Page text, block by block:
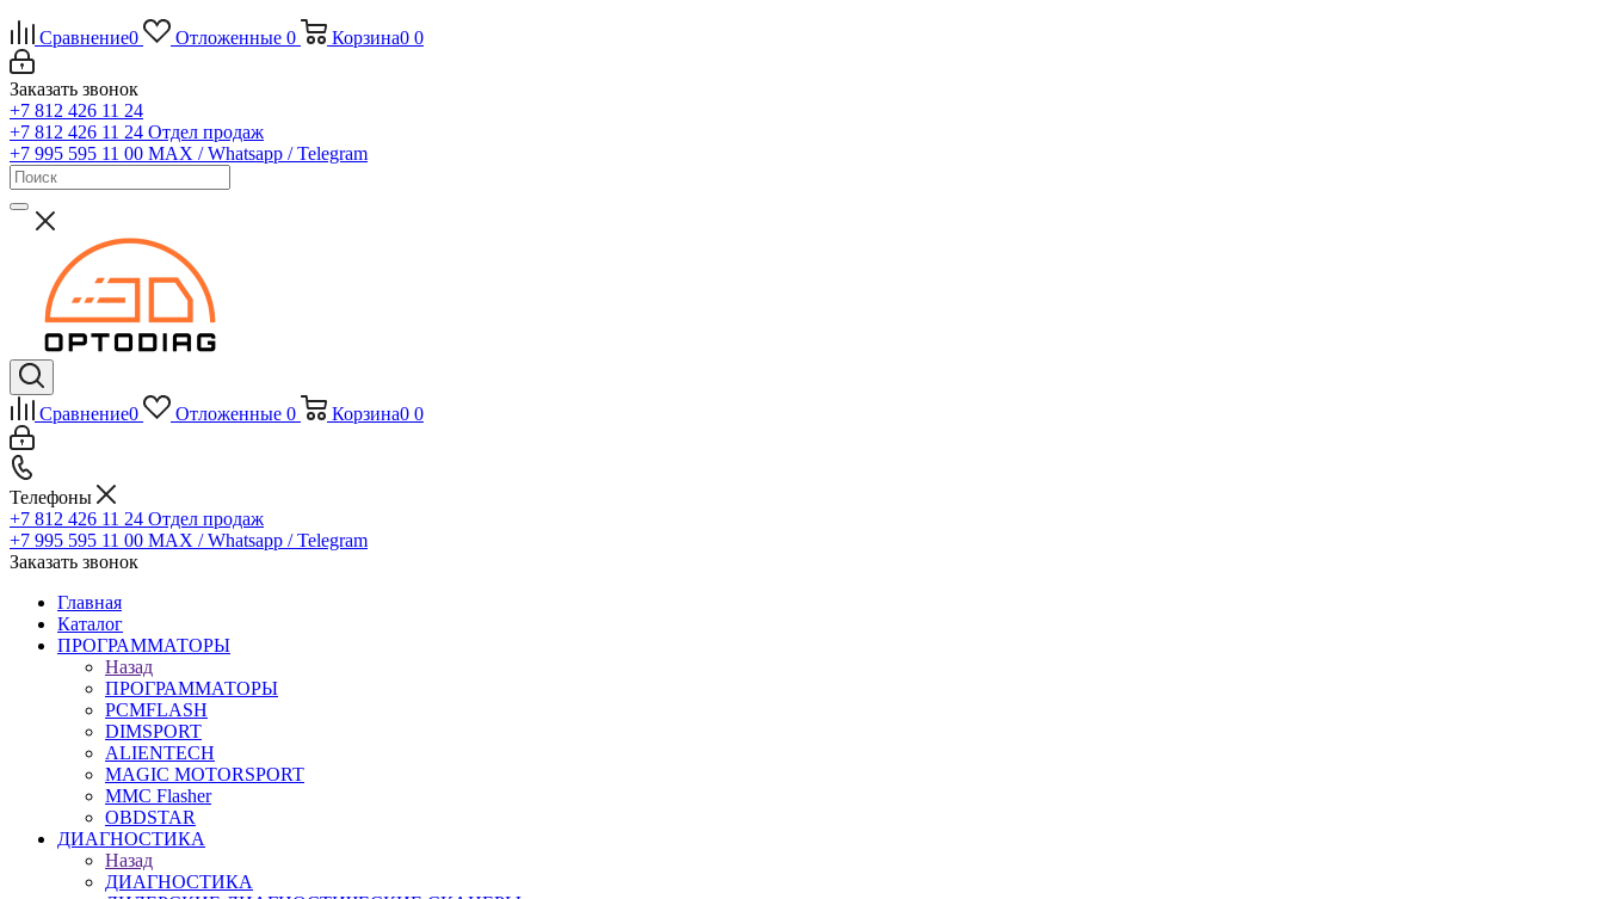
Сравнение0 Отложенные 0 Корзина0 0
Заказать звонок
+7 812 426 11 24
+7 812 426 11 24 Отдел продаж
+7 995 595 11 00 MAX / Whatsapp / Telegram
Сравнение0 Отложенные 0 Корзина0 0
Телефоны
+7 812 426 11 24 Отдел продаж
+7 995 595 11 00 MAX / Whatsapp / Telegram
Заказать звонок
Главная
Каталог
ПРОГРАММАТОРЫ
Назад
ПРОГРАММАТОРЫ
PCMFLASH
DIMSPORT
ALIENTECH
MAGIC MOTORSPORT
MMC Flasher
OBDSTAR
ДИАГНОСТИКА
Назад
ДИАГНОСТИКА